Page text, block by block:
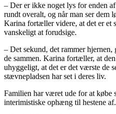
– Der er ikke noget lys for enden
rundt overalt, og når man ser dem
Karina fortæller videre, at det er et
vanskeligt at forudsige.
– Det sekund, det rammer
de sammen. Karina fortæller, at
uhyggeligt, at det er det værste de
stævnepladsen har set i deres liv.
Familien har været ude for at købe
interimistiske ophæng til hestene af.